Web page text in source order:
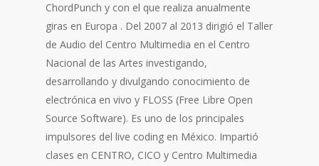
ChordPunch y con el que realiza anualmente
giras en Europa . Del 2007 al 2013 dirigió el Taller
de Audio del Centro Multimedia en el Centro
Nacional de las Artes investigando,
desarrollando y divulgando conocimiento de
electrónica en vivo y FLOSS (Free Libre Open
Source Software). Es uno de los principales
impulsores del live coding en México. Impartió
clases en CENTRO, CICO y Centro Multimedia